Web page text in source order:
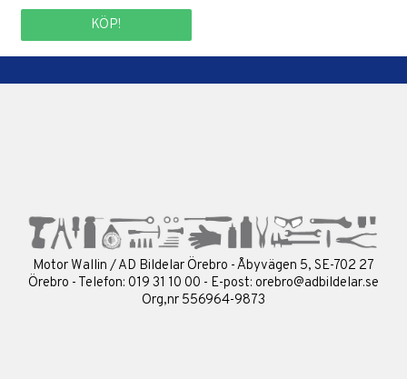
KÖP!
Motor Wallin / AD Bildelar Örebro - Åbyvägen 5, SE-702 27
Örebro - Telefon: 019 31 10 00 - E-post: orebro@adbildelar.se
Org,nr 556964-9873